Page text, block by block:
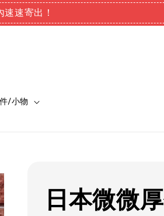
速寄出！
/小物
日本微微